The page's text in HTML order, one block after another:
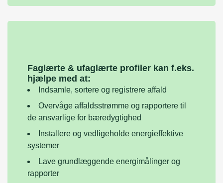
Faglærte & ufaglærte profiler kan f.eks.
hjælpe med at:
Indsamle, sortere og registrere affald
Overvåge affaldsstrømme og rapportere til
de ansvarlige for bæredygtighed
Installere og vedligeholde energieffektive
systemer
Lave grundlæggende energimålinger og
rapporter